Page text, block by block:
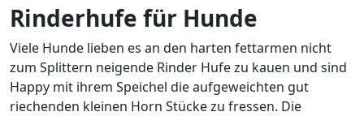
Rinderhufe für Hunde
Viele Hunde lieben es an den harten fettarmen nicht
zum Splittern neigende Rinder Hufe zu kauen und sind
Happy mit ihrem Speichel die aufgeweichten gut
riechenden kleinen Horn Stücke zu fressen. Die